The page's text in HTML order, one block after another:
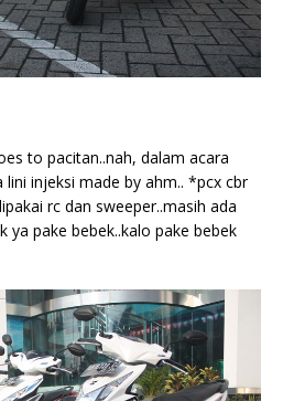
to pacitan..nah, dalam acara
injeksi made by ahm.. *pcx cbr
rc dan sweeper..masih ada
ya pake bebek..kalo pake bebek